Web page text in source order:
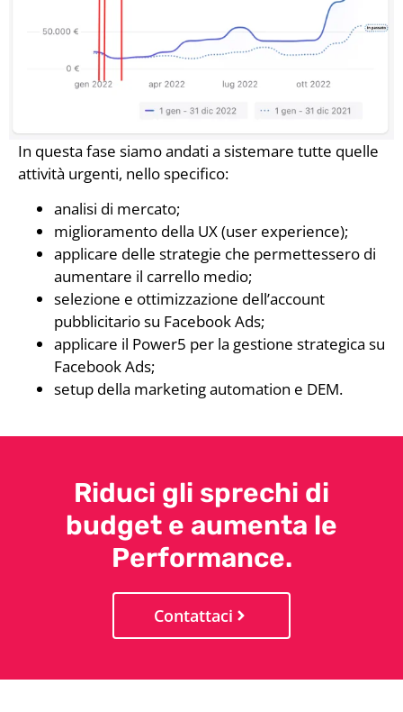
In questa fase siamo andati a sistemare tutte quelle
attività urgenti, nello specifico:
analisi di mercato;
miglioramento della UX (user experience);
applicare delle strategie che permettessero di
aumentare il carrello medio;
selezione e ottimizzazione dell’account
pubblicitario su Facebook Ads;
applicare il Power5 per la gestione strategica su
Facebook Ads;
setup della marketing automation e DEM.
Riduci gli sprechi di
budget e aumenta le
Performance.
Contattaci